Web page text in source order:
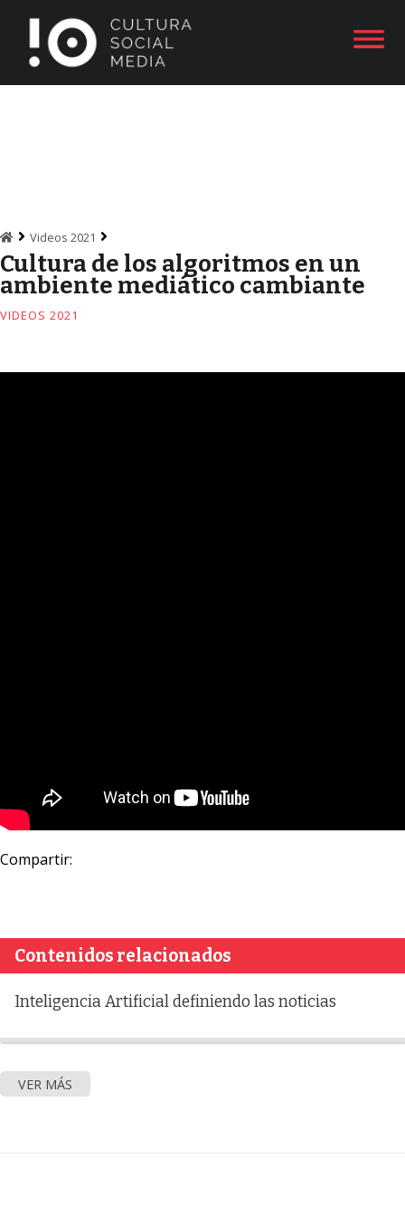
Videos 2021
Cultura de los algoritmos en un
ambiente mediático cambiante
VIDEOS 2021
Compartir:
Contenidos relacionados
Inteligencia Artificial definiendo las noticias
VER MÁS